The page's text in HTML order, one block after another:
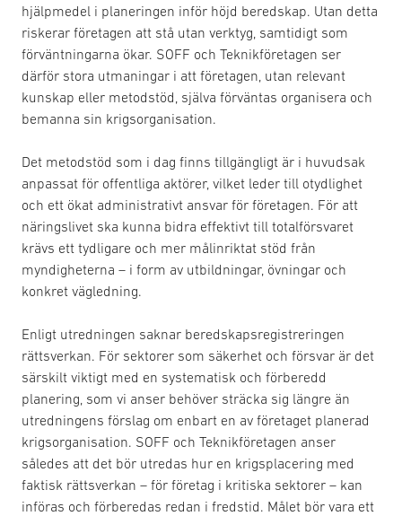
hjälpmedel i planeringen inför höjd beredskap. Utan detta
riskerar företagen att stå utan verktyg, samtidigt som
förväntningarna ökar. SOFF och Teknikföretagen ser
därför stora utmaningar i att företagen, utan relevant
kunskap eller metodstöd, själva förväntas organisera och
bemanna sin krigsorganisation.
Det metodstöd som i dag finns tillgängligt är i huvudsak
anpassat för offentliga aktörer, vilket leder till otydlighet
och ett ökat administrativt ansvar för företagen. För att
näringslivet ska kunna bidra effektivt till totalförsvaret
krävs ett tydligare och mer målinriktat stöd från
myndigheterna – i form av utbildningar, övningar och
konkret vägledning.
Enligt utredningen saknar beredskapsregistreringen
rättsverkan. För sektorer som säkerhet och försvar är det
särskilt viktigt med en systematisk och förberedd
planering, som vi anser behöver sträcka sig längre än
utredningens förslag om enbart en av företaget planerad
krigsorganisation. SOFF och Teknikföretagen anser
således att det bör utredas hur en krigsplacering med
faktisk rättsverkan – för företag i kritiska sektorer – kan
införas och förberedas redan i fredstid. Målet bör vara ett